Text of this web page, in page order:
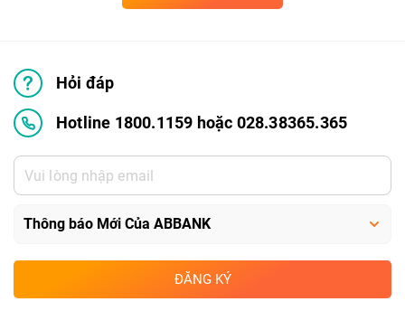
Hỏi đáp
Hotline 1800.1159 hoặc 028.38365.365
ĐĂNG KÝ